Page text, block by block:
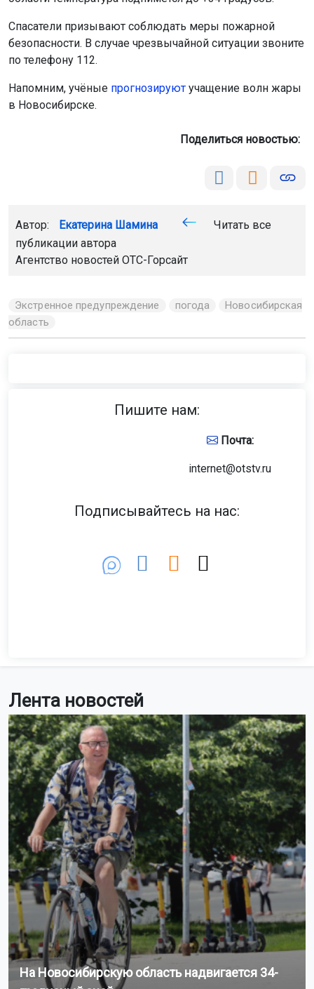
Лента новостей
На Новосибирскую область надвигается 34-
Спасатели призывают соблюдать меры пожарной
безопасности. В случае чрезвычайной ситуации звоните
по телефону 112.
Напомним, учёные прогнозируют учащение волн жары
в Новосибирске.
Поделиться новостью:
Автор: Екатерина Шамина
Читать все
публикации автора
Агентство новостей ОТС-Горсайт
Экстренное предупреждение погода
Новосибирская
область
Пишите нам:
Почта:
internet@otstv.ru
Подписывайтесь на нас: